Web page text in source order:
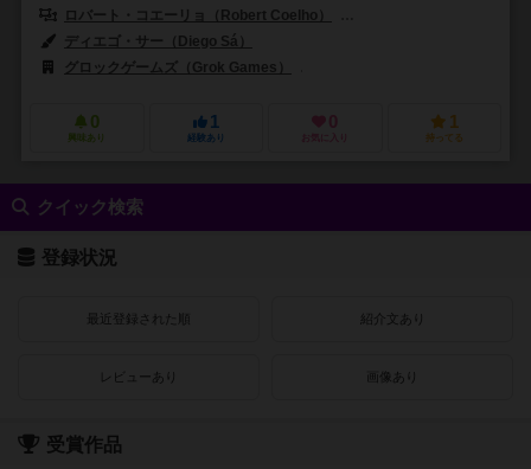
ロバート・コエーリョ（Robert Coelho）
ディエゴ・サー（Diego Sá）
グロックゲームズ（Grok Games）
0
興味あり
1
経験あり
0
お気に入り
1
持ってる
クイック検索
登録状況
最近登録された順 紹介文あり
レビューあり 画像あり
受賞作品